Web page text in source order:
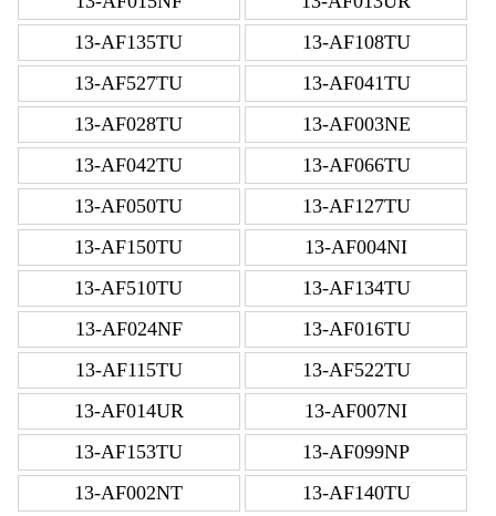
13-AF135TU
13-AF108TU
13-AF527TU
13-AF041TU
13-AF028TU
13-AF003NE
13-AF042TU
13-AF066TU
13-AF050TU
13-AF127TU
13-AF150TU
13-AF004NI
13-AF510TU
13-AF134TU
13-AF024NF
13-AF016TU
13-AF115TU
13-AF522TU
13-AF014UR
13-AF007NI
13-AF153TU
13-AF099NP
13-AF002NT
13-AF140TU